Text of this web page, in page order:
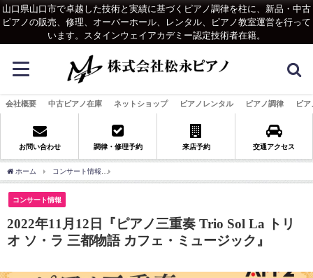
山口県山口市で卓越した技術と実績に基づくピアノ調律を柱に、新品・中古
ピアノの販売、修理、オーバーホール、レンタル、ピアノ教室運営を行って
います。スタインウェイアカデミー認定技術者在籍。
会社概要 中古ピアノ在庫 ネットショップ ピアノレンタル ピアノ調律 ピ
お問い合わせ 調律・修理予約 来店予約 交通アクセス
ホーム コンサート情報
コンサート情報
2022年11月12日『ピアノ三重奏 Trio Sol La トリ
オ ソ・ラ 三都物語 カフェ・ミュージック』